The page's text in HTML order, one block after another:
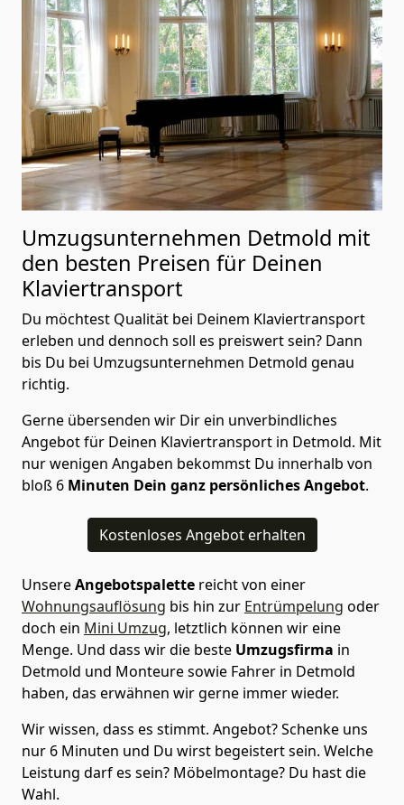
Umzugsunternehmen Detmold mit
den besten Preisen für Deinen
Klaviertransport
Du möchtest Qualität bei Deinem Klaviertransport
erleben und dennoch soll es preiswert sein? Dann
bis Du bei Umzugsunternehmen Detmold genau
richtig.
Gerne übersenden wir Dir ein unverbindliches
Angebot für Deinen Klaviertransport in Detmold. Mit
nur wenigen Angaben bekommst Du innerhalb von
bloß 6 Minuten Dein ganz persönliches Angebot.
Kostenloses Angebot erhalten
UnsereAngebotspalette reicht von einer
Wohnungsauflösung bis hin zur Entrümpelung oder
doch ein Mini Umzug, letztlich können wir eine
Menge. Und dass wir die beste Umzugsfirma in
Detmold und Monteure sowie Fahrer in Detmold
haben, das erwähnen wir gerne immer wieder.
Wir wissen, dass es stimmt. Angebot? Schenke uns
nur 6 Minuten und Du wirst begeistert sein. Welche
Leistung darf es sein? Möbelmontage? Du hast die
Wahl.